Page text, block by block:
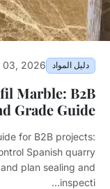
دليل المواد 03, 2026
Marble: B2B
Grade Guide
for B2B projects:
Spanish quarry
plan sealing and
inspecti...